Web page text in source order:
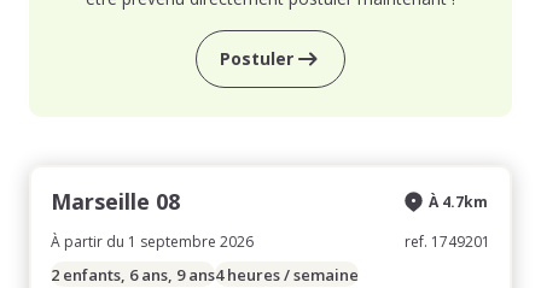
Postuler
Marseille 08
À partir du 1 septembre 2026
À 4.7km
ref. 1749201
2 enfants, 6 ans, 9 ans4 heures / semaine